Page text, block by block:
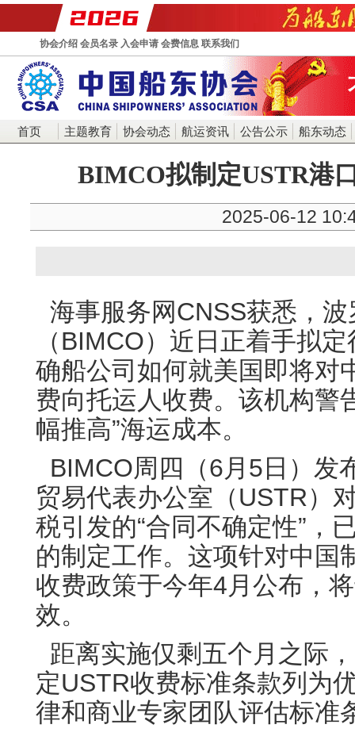
协会介绍 会员名录 入会申请 会费信息 联系我们
首页 主题教育 协会动态 航运资讯 公告公示 船东动态
BIMCO拟制定USTR港
2025-06-12
海事服务网CNSS获悉，
（BIMCO）近日正着手拟
确船公司如何就美国即将对
费向托运人收费。该机构警
幅推高”海运成本。
BIMCO周四（6月5日）发
贸易代表办公室（USTR）
税引发的“合同不确定性”，
的制定工作。这项针对中国
收费政策于今年4月公布，
效。
距离实施仅剩五个月之际
定USTR收费标准条款列为
律和商业专家团队评估标准